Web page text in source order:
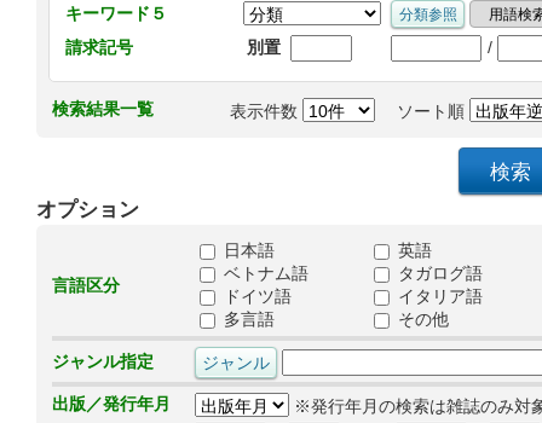
キーワード５
請求記号
別置 /
検索結果一覧 表示件数 ソート順
オプション
言語区分
日本語
英語
ベトナム語
タガログ語
ドイツ語
イタリア語
多言語
その他
ジャンル指定
出版／発行年月
※発行年月の検索は雑誌のみ対